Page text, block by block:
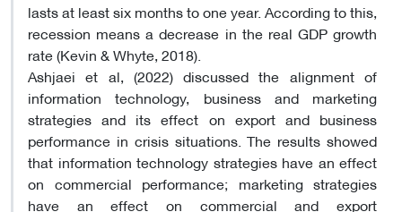
lasts at least six months to one year. According to this,
recession means a decrease in the real GDP growth
rate (Kevin & Whyte, 2018).
Ashjaei et al, (2022) discussed the alignment of
information technology, business and marketing
strategies and its effect on export and business
performance in crisis situations. The results showed
that information technology strategies have an effect
on commercial performance; marketing strategies
have an effect on commercial and export